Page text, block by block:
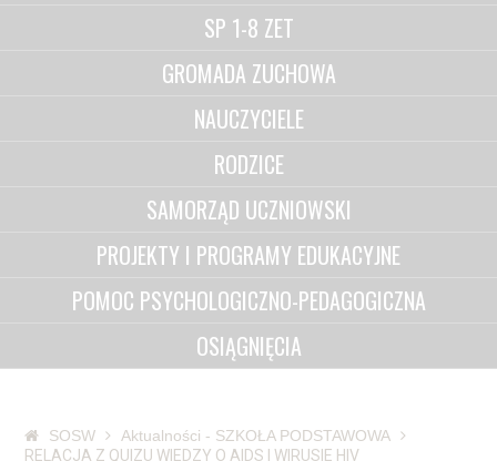
SP 1-8 ZET
GROMADA ZUCHOWA
NAUCZYCIELE
RODZICE
SAMORZĄD UCZNIOWSKI
PROJEKTY I PROGRAMY EDUKACYJNE
POMOC PSYCHOLOGICZNO-PEDAGOGICZNA
OSIĄGNIĘCIA
SOSW
Aktualności - SZKOŁA PODSTAWOWA
RELACJA Z QUIZU WIEDZY O AIDS I WIRUSIE HIV